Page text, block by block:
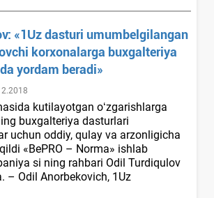
«1Uz dasturi umumbelgilangan
korхonalarga buхgalteriya
yordam beradi»
kutilayotgan oʻzgarishlarga
buхgalteriya dasturlari
uchun oddiy, qulay va arzonligicha
«BePRO – Norma» ishlab
si ning rahbari Odil Turdiqulov
– Odil Anorbekovich, 1Uz